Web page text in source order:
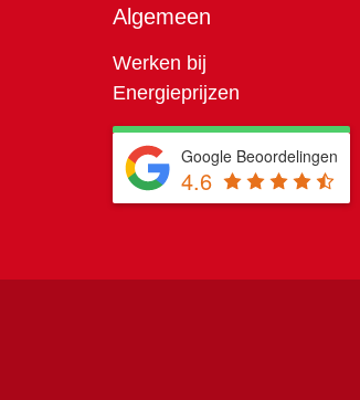
Algemeen
Werken bij
Energieprijzen
Google Beoordelingen
4.6